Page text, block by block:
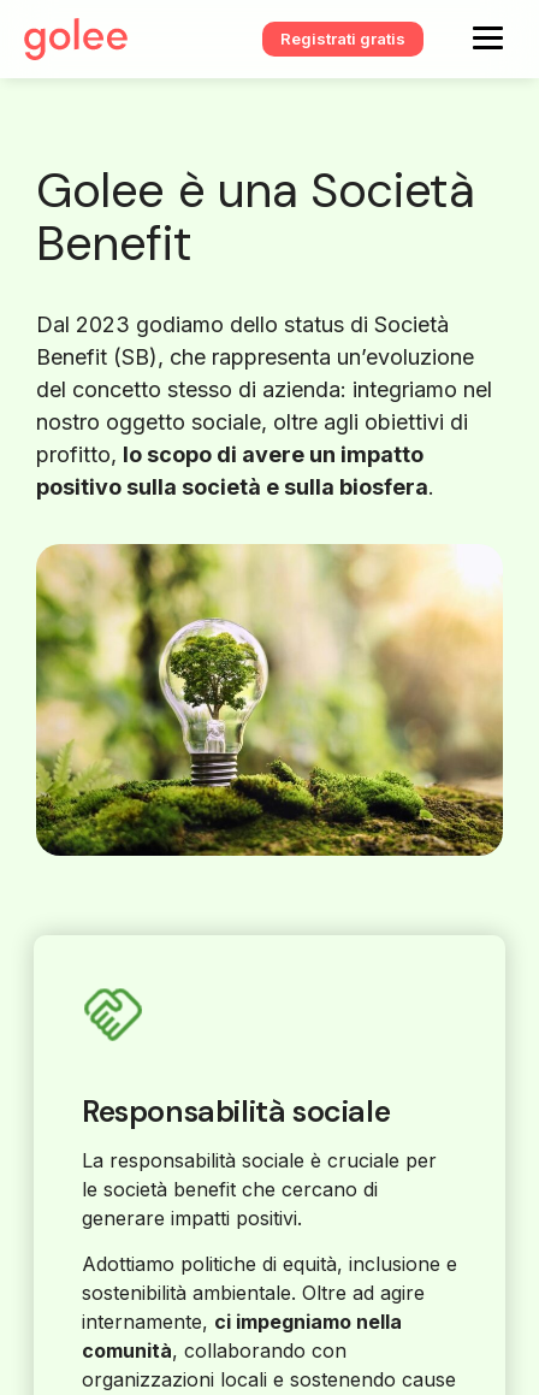
Registrati gratis
Golee è una Società
Benefit
Dal 2023 godiamo dello status di Società
Benefit (SB), che rappresenta un’evoluzione
del concetto stesso di azienda: integriamo nel
nostro oggetto sociale, oltre agli obiettivi di
profitto, lo scopo di avere un impatto
positivo sulla società e sulla biosfera.
Responsabilità sociale
La responsabilità sociale è cruciale per
le società benefit che cercano di
generare impatti positivi.
Adottiamo politiche di equità, inclusione e
sostenibilità ambientale. Oltre ad agire
internamente, ci impegniamo nella
comunità, collaborando con
organizzazioni locali e sostenendo cause